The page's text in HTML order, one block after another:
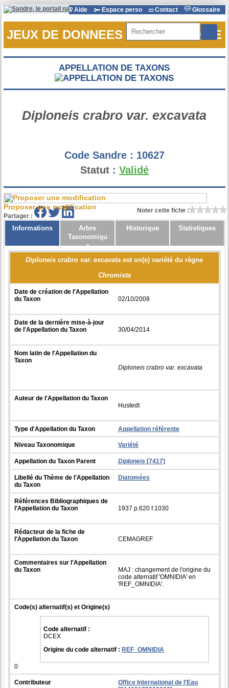
Aide Espace perso Contact Glossaire
Rechercher
JEUX DE DONNEES DE REFERENCE
APPELLATION DE TAXONS
Diploneis crabro var. excavata
Code Sandre : 10627
Statut : Validé
Proposer une modification Noter cette fiche :
Partager :
Informations
Arbre
Taxonomiqu
e
Historique Statistiques
Diploneis crabro var. excavataest un(e) variété du règne
Chromista
Date de création de l'Appellation
du Taxon
02/10/2008
Date de la dernière mise-à-jour
de l'Appellation du Taxon
30/04/2014
Nom latin de l'Appellation du
Taxon
Diploneis crabro var. excavata
Auteur de l'Appellation du Taxon
Hustedt
Type d'Appellation du Taxon Appellation référente
Niveau Taxonomique Variété
Appellation du Taxon Parent Diploneis[7417]
Libellé du Thème de l'Appellation
du Taxon
Diatomées
Références Bibliographiques de
l'Appellation du Taxon
1937 p.620 f.1030
Rédacteur de la fiche de
l'Appellation du Taxon
CEMAGREF
Commentaires sur l'Appellation
du Taxon
MAJ : changement de l'origine du
code alternatif 'OMNIDIA' en
'REF_OMNIDIA'.
Code(s) alternatif(s) et Origine(s)
Code alternatif :
DCEX
Origine du code alternatif :REF_OMNIDIA
0
Contributeur
Office International de l'Eau